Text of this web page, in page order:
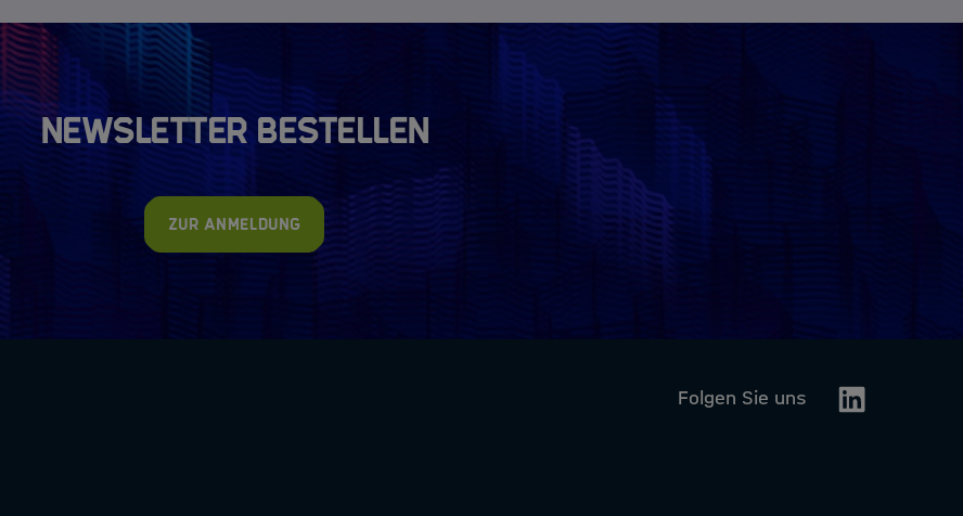
Newsletter bestellen
Zur Anmeldung
Folgen Sie uns